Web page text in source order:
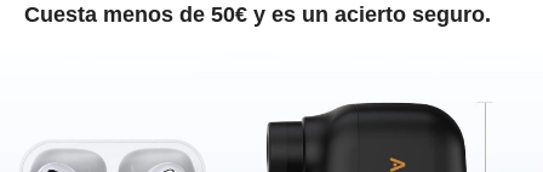
Cuesta menos de 50€ y es un acierto seguro.